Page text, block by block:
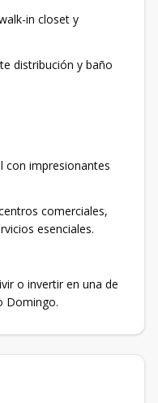
in closet y
distribución y baño
con impresionantes
comerciales,
esenciales.
o invertir en una de
Domingo.